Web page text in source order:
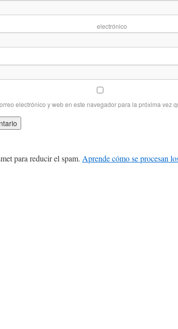
electrónico y web en este navegador para la próxima vez
para reducir el spam. Aprende cómo se procesan